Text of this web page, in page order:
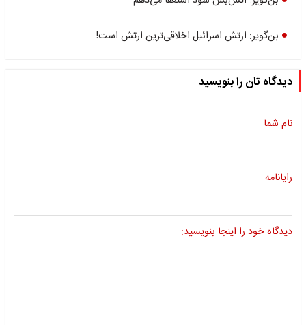
بن‌گویر: ارتش اسرائیل اخلاقی‌ترین ارتش است!
دیدگاه تان را بنویسید
نام شما
رایانامه
دیدگاه خود را اینجا بنویسید: